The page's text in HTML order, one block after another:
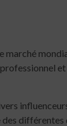
marché